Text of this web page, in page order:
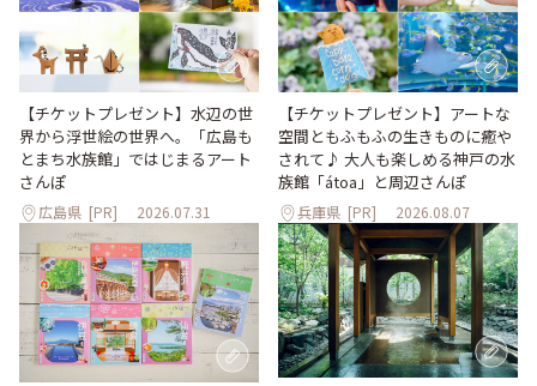
【チケットプレゼント】水辺の世
界から浮世絵の世界へ。「広島も
とまち水族館」ではじまるアート
さんぽ
広島県 [PR] 2026.07.31
【チケットプレゼント】アートな
空間ともふもふの生きものに癒や
されて♪ 大人も楽しめる神戸の水
族館「átoa」と周辺さんぽ
兵庫県 [PR] 2026.08.07